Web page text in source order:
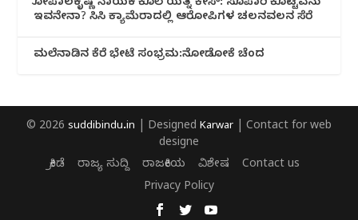
ಗೋಪಾಲಕೃಷ್ಣ ನಾಯಕ ಕೊಲೆ ಯತ್ನ ಕೇಸ್: ಸೂಪಾರಿ ಕೊಟ್ಟವನು
ಇವನೇನಾ? ಸಿಸಿ ಕ್ಯಾಮೆರಾದಲ್ಲಿ ಆರೋಪಿಗಳ ಚಲನವಲನ ಸೆರೆ
ಮಲೆನಾಡಿ‌ನ ಕೆರೆ ಭೇಟೆ ಸಂಭ್ರಮ:ನೋಡೋಕೆ ಚೆಂದ
© 2026 suddibindu.in | Designed Karwar | Contact for web
designe
ಕ್ರೀಡೆ
ರಾಜ್ಯ ಸುದ್ದಿ ರಾಜಕೀಯ ವಿಶೇಷ
Contact us
Privacy Policy